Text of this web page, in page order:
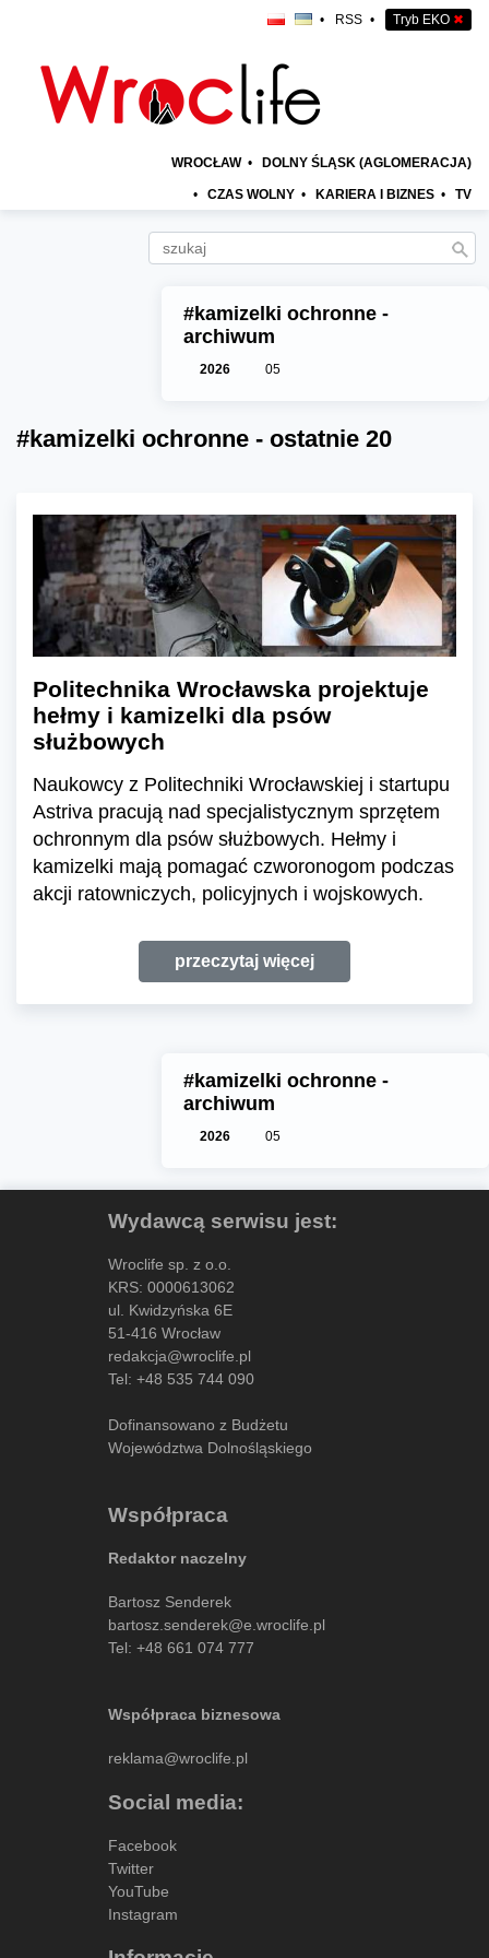
• RSS • Tryb EKO ✖
WROCŁAW • DOLNY ŚLĄSK (AGLOMERACJA)
• CZAS WOLNY • KARIERA I BIZNES • TV
#kamizelki ochronne -
archiwum
2026 05
#kamizelki ochronne - ostatnie 20
Politechnika Wrocławska projektuje
hełmy i kamizelki dla psów
służbowych
Naukowcy z Politechniki Wrocławskiej i startupu
Astriva pracują nad specjalistycznym sprzętem
ochronnym dla psów służbowych. Hełmy i
kamizelki mają pomagać czworonogom podczas
akcji ratowniczych, policyjnych i wojskowych.
przeczytaj więcej
#kamizelki ochronne -
archiwum
2026 05
Wydawcą serwisu jest:
Wroclife sp. z o.o.
KRS: 0000613062
ul. Kwidzyńska 6E
51-416 Wrocław
redakcja@wroclife.pl
Tel: +48 535 744 090
Dofinansowano z Budżetu
Województwa Dolnośląskiego
Współpraca
Redaktor naczelny
Bartosz Senderek
bartosz.senderek@e.wroclife.pl
Tel: +48 661 074 777
Współpraca biznesowa
reklama@wroclife.pl
Social media:
Facebook
Twitter
YouTube
Instagram